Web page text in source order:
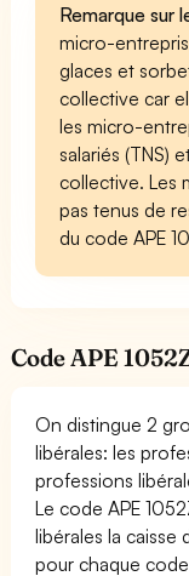
Remarque sur
micro-
glaces et
collective car
les micro-
salariés (TNS)
collective. Les
pas tenus de
du code APE
Code APE
On distingue 2
libérales: les
professions
Le code APE
libérales la caisse
pour chaque